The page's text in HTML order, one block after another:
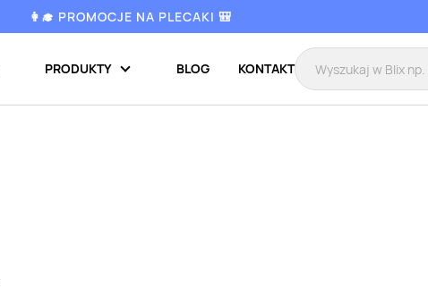
👩‍🎓 PROMOCJE NA PLECAKI 🎒
PRODUKTY BLOG KONTAKT